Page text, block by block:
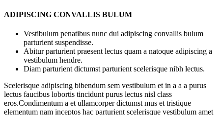
ADIPISCING CONVALLIS BULUM
Vestibulum penatibus nunc dui adipiscing convallis bulum
parturient suspendisse.
Abitur parturient praesent lectus quam a natoque adipiscing a
vestibulum hendre.
Diam parturient dictumst parturient scelerisque nibh lectus.
Scelerisque adipiscing bibendum sem vestibulum et in a a a purus
lectus faucibus lobortis tincidunt purus lectus nisl class
eros.Condimentum a et ullamcorper dictumst mus et tristique
elementum nam inceptos hac parturient scelerisque vestibulum amet